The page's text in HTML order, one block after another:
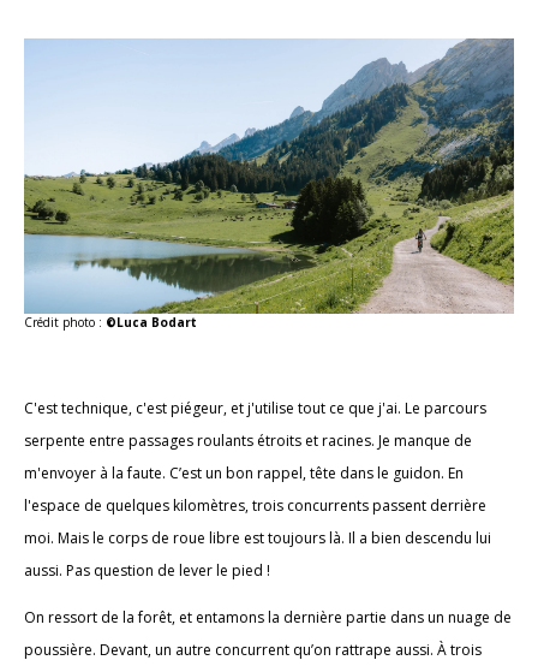
Crédit photo : ©Luca Bodart
C'est technique, c'est piégeur, et j'utilise tout ce que j'ai. Le parcours
serpente entre passages roulants étroits et racines. Je manque de
m'envoyer à la faute. C’est un bon rappel, tête dans le guidon. En
l'espace de quelques kilomètres, trois concurrents passent derrière
moi. Mais le corps de roue libre est toujours là. Il a bien descendu lui
aussi. Pas question de lever le pied !
On ressort de la forêt, et entamons la dernière partie dans un nuage de
poussière. Devant, un autre concurrent qu’on rattrape aussi. À trois